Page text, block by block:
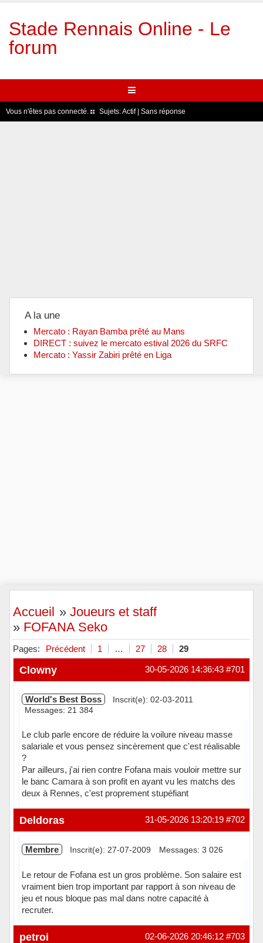
Stade Rennais Online - Le
forum
Vous n'êtes pas connecté. Sujets:Actif| Sans réponse
A la une
Mercato : Rayan Bamba prêté au Mans
DIRECT : suivez le mercato estival 2026 du SRFC
Mercato : Yassir Zabiri prêté en Liga
Accueil »Joueurs et staff
» FOFANA Seko
Pages: Précédent 1 … 27 28 29
#701
30-05-2026 14:36:43
Clowny
World's Best Boss
Inscrit(e): 02-03-2011
Messages: 21 384
Le club parle encore de réduire la voilure niveau masse
salariale et vous pensez sincèrement que c'est réalisable
?
Par ailleurs, j'ai rien contre Fofana mais vouloir mettre sur
le banc Camara à son profit en ayant vu les matchs des
deux à Rennes, c'est proprement stupéfiant
Hors ligne #702
31-05-2026 13:20:19
Deldoras
Membre Inscrit(e): 27-07-2009 Messages: 3 026
Le retour de Fofana est un gros problème. Son salaire est
vraiment bien trop important par rapport à son niveau de
jeu et nous bloque pas mal dans notre capacité à
recruter.
En ligne #703
02-06-2026 20:46:12
petroi